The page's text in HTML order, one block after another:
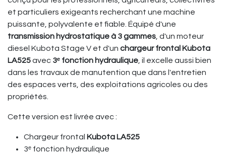
et particuliers exigeants recherchant une machine
puissante, polyvalente et fiable. Équipé d'une
transmission hydrostatique à 3 gammes, d'un moteur
diesel Kubota Stage V et d'un chargeur frontal Kubota
LA525avec 3ᵉ fonction hydraulique, il excelle aussi bien
dans les travaux de manutention que dans l'entretien
des espaces verts, des exploitations agricoles ou des
propriétés.
Cette version est livrée avec :
Chargeur frontal Kubota LA525
3ᵉ fonction hydraulique